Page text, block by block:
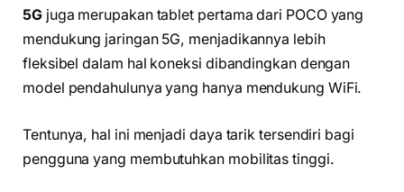
5Gjuga merupakan tablet pertama dari POCO yang
mendukung jaringan 5G, menjadikannya lebih
fleksibel dalam hal koneksi dibandingkan dengan
model pendahulunya yang hanya mendukung WiFi.
Tentunya, hal ini menjadi daya tarik tersendiri bagi
pengguna yang membutuhkan mobilitas tinggi.